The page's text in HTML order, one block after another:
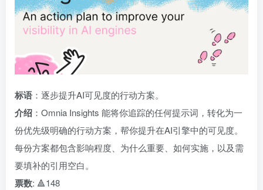
标语 ：逐步提升AI可见度的行动方案。
介绍 ：Omnia Insights 能将你追踪的任何提示词，转化为一
份优先级明确的行动方案，帮你提升在AI引擎中的可见度。
每份方案都包含影响程度、为什么重要、如何实施，以及需
要填补的引用空白。
票数: 🔺148